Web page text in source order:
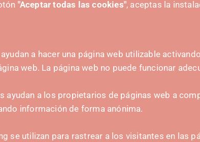
"Aceptar todas las cookies", aceptas la
a hacer una página web utilizable
web. La página web no puede funcionar
ayudan a los propietarios de páginas web a
información de forma anónima.
se utilizan para rastrear a los visitantes en las